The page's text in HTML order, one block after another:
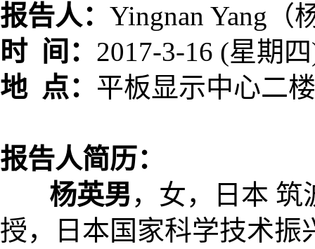
报告人： Yingnan Yang（
时 间： 2017-3-16 (星期
地 点： 平板显示中心二
报告人简历：
杨英男 ，女，日本
授，日本国家科学技术振